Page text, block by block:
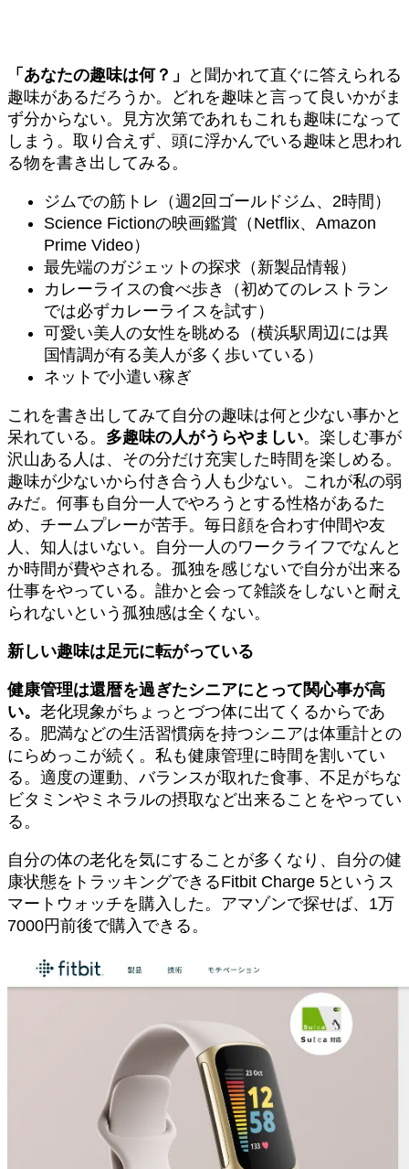
「あなたの趣味は何？」
と聞かれて直ぐに答えられる
趣味があるだろうか。どれを趣味と言って良いかがま
ず分からない。見方次第であれもこれも趣味になって
しまう。取り合えず、頭に浮かんでいる趣味と思われ
る物を書き出してみる。
ジムでの筋トレ（週2回ゴールドジム、2時間）
Science Fictionの映画鑑賞（Netflix、Amazon
Prime Video）
最先端のガジェットの探求（新製品情報）
カレーライスの食べ歩き（初めてのレストラン
では必ずカレーライスを試す）
可愛い美人の女性を眺める（横浜駅周辺には異
国情調が有る美人が多く歩いている）
ネットで小遣い稼ぎ
これを書き出してみて自分の趣味は何と少ない事かと
呆れている。 多趣味の人がうらやましい。楽しむ事が
沢山ある人は、その分だけ充実した時間を楽しめる。
趣味が少ないから付き合う人も少ない。これが私の弱
みだ。何事も自分一人でやろうとする性格があるた
め、チームプレーが苦手。毎日顔を合わす仲間や友
人、知人はいない。自分一人のワークライフでなんと
か時間が費やされる。孤独を感じないで自分が出来る
仕事をやっている。誰かと会って雑談をしないと耐え
られないという孤独感は全くない。
新しい趣味は足元に転がっている
健康管理は還暦を過ぎたシニアにとって関心事が高
い。 老化現象がちょっとづつ体に出てくるからであ
る。肥満などの生活習慣病を持つシニアは体重計との
にらめっこが続く。私も健康管理に時間を割いてい
る。適度の運動、バランスが取れた食事、不足がちな
ビタミンやミネラルの摂取など出来ることをやってい
る。
自分の体の老化を気にすることが多くなり、自分の健
康状態をトラッキングできるFitbit Charge 5というス
マートウォッチを購入した。アマゾンで探せば、1万
7000円前後で購入できる。